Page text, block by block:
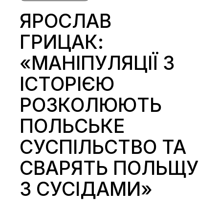
ЯРОСЛАВ
ГРИЦАК:
«МАНІПУЛЯЦІЇ З
ІСТОРІЄЮ
РОЗКОЛЮЮТЬ
ПОЛЬСЬКЕ
СУСПІЛЬСТВО ТА
СВАРЯТЬ ПОЛЬЩУ
З СУСІДАМИ»